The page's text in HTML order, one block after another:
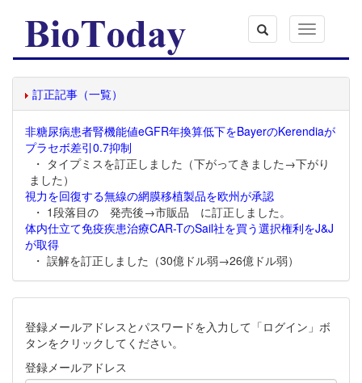
Toggle
navigation
訂正記事（一覧）
非糖尿病患者腎機能値eGFR年換算低下をBayerのKerendiaが
プラセボ差引0.7抑制
・ タイプミスを訂正しました（下がってきました→下がり
ました）
視力を回復する無線の網膜移植製品を欧州が承認
・ 1段落目の 発売後→市販品 に訂正しました。
体内仕立て免疫疾患治療CAR-TのSail社を買う選択権利をJ&J
が取得
・ 誤解を訂正しました（30億ドル弱→26億ドル弱）
登録メールアドレスとパスワードを入力して「ログイン」ボ
タンをクリックしてください。
登録メールアドレス